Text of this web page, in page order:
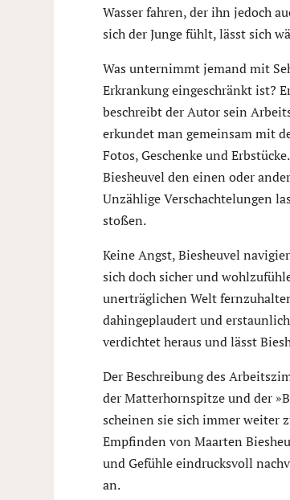
Wasser fahren, der ihn jedoch
sich der Junge fühlt, lässt sich
Was unternimmt jemand mit
Erkrankung eingeschränkt ist?
beschreibt der Autor sein
erkundet man gemeinsam mit
Fotos, Geschenke und
Biesheuvel den einen oder
Unzählige Verschachtelungen
stoßen.
Keine Angst, Biesheuvel
sich doch sicher und
unerträglichen Welt
dahingeplaudert und
verdichtet heraus und lässt
Der Beschreibung des
der Matterhornspitze und der
scheinen sie sich immer weiter
Empfinden von Maarten
und Gefühle eindrucksvoll
an.